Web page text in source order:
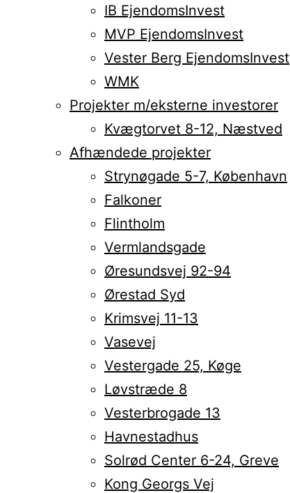
IB EjendomsInvest
MVP EjendomsInvest
Vester Berg EjendomsInvest
WMK
Projekter m/eksterne investorer
Kvægtorvet 8-12, Næstved
Afhændede projekter
Strynøgade 5-7, København
Falkoner
Flintholm
Vermlandsgade
Øresundsvej 92-94
Ørestad Syd
Krimsvej 11-13
Vasevej
Vestergade 25, Køge
Løvstræde 8
Vesterbrogade 13
Havnestadhus
Solrød Center 6-24, Greve
Kong Georgs Vej